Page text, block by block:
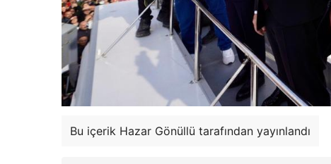
Bu içerik Hazar Gönüllü tarafından yayınlandı